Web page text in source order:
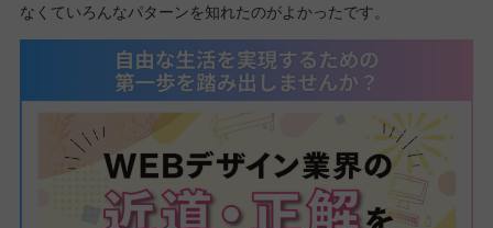
なくていろんなパターンを知れたのがよかったです。